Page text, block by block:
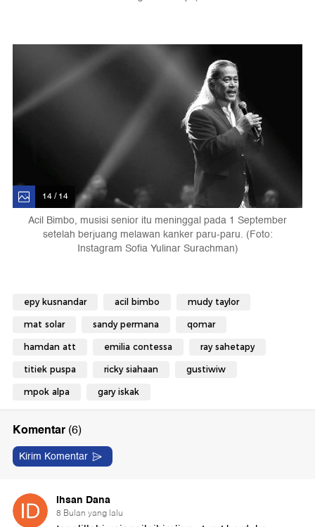
14 / 14
Acil Bimbo, musisi senior itu meninggal pada 1 September
setelah berjuang melawan kanker paru-paru. (Foto:
Instagram Sofia Yulinar Surachman)
epy kusnandar acil bimbo mudy taylor
mat solar sandy permana qomar
hamdan att emilia contessa ray sahetapy
titiek puspa ricky siahaan gustiwiw
mpok alpa gary iskak